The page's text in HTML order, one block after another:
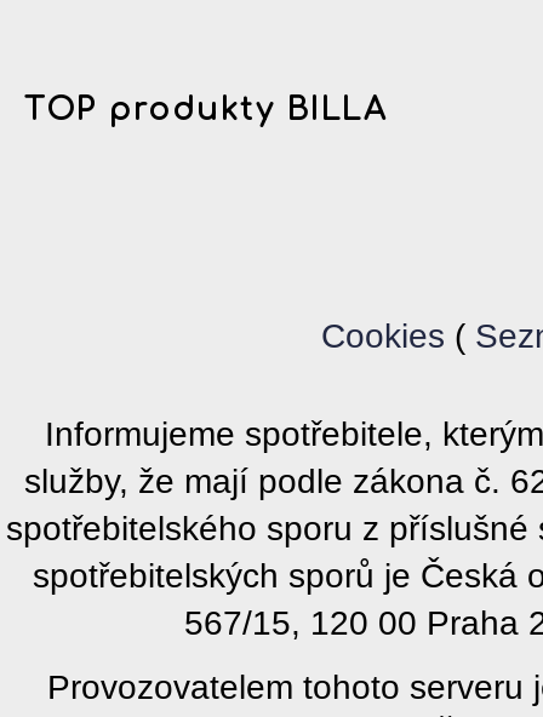
TOP produkty BILLA
Cookies (
Informujeme spotřebitele,
služby, že mají podle zákona č.
spotřebitelského sporu z
spotřebitelských sporů je Česká
567/15, 120 00 Praha
Provozovatelem tohoto